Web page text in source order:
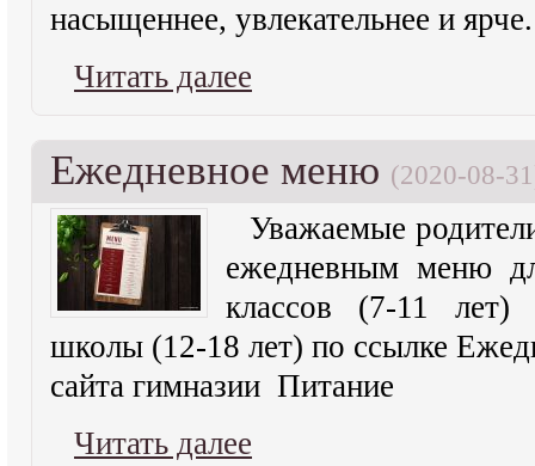
насыщеннее, увлекательнее и
Читать далее
Ежедневное меню (2020-08-
Уважаемые
ежедневным меню
классов (7-11
школы (12-18 лет) по ссылке
сайта гимназии Питание
Читать далее